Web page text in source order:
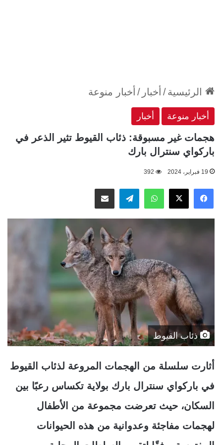
الرئيسية/ أخبار / أخبار منوعة
أخبار منوعة أخبار
هجمات غير مسبوقة: ذئاب القيوط تثير الذعر في
باركواي سنترال بارك
19 فبراير، 2024 392
فيسبوك
‫X واتسابتيلقراممشاركة عبر البريد
ذئاب القيوط
أثارت سلسلة من الهجمات المروعة لذئاب القيوط
في باركواي سنترال بارك بولاية تكساس رعبًا بين
السكان، حيث تعرضت مجموعة من الأطفال
لهجمات مفاجئة وعدوانية من هذه الحيوانات